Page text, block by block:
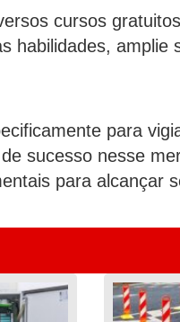
cursos
habilidades, amplie
para
sucesso nesse
para alcançar